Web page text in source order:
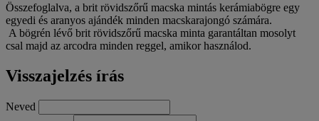
Összefoglalva, a brit rövidszőrű macska mintás kerámiabögre egy
egyedi és aranyos ajándék minden macskarajongó számára.
A bögrén lévő brit rövidszőrű macska minta garantáltan mosolyt
csal majd az arcodra minden reggel, amikor használod.
Visszajelzés írás
Neved